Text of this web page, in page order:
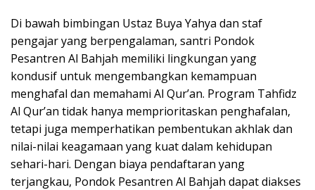
Di bawah bimbingan Ustaz Buya Yahya dan staf
pengajar yang berpengalaman, santri Pondok
Pesantren Al Bahjah memiliki lingkungan yang
kondusif untuk mengembangkan kemampuan
menghafal dan memahami Al Qur’an. Program Tahfidz
Al Qur’an tidak hanya memprioritaskan penghafalan,
tetapi juga memperhatikan pembentukan akhlak dan
nilai-nilai keagamaan yang kuat dalam kehidupan
sehari-hari. Dengan biaya pendaftaran yang
terjangkau, Pondok Pesantren Al Bahjah dapat diakses